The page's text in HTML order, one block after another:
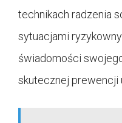
technikach radzenia
sytuacjami
świadomości
skutecznej prewencji